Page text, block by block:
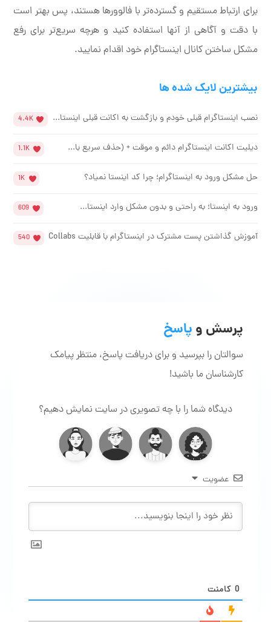
برای ارتباط مستقیم و گسترده‌تر با فالوورها هستند، پس بهتر است
با دقت و آگاهی از آنها استفاده کنید و هرچه سریع‌تر برای رفع
مشکل ساختن کانال اینستاگرام خود اقدام نمایید.
بیشترین لایک شده ها
نصب اینستاگرام قبلی خودم و بازگشت به اکانت قبلی اینستا... 4.4K
دیلیت اکانت اینستاگرام دائم و موقت + (حذف سریع با... 1.1K
حل مشکل ورود به اینستاگرام؛ چرا کد اینستا نمیاد؟ 1K
ورود به اینستا؛ به راحتی و بدون مشکل وارد اینستا... 609
آموزش گذاشتن پست مشترک در اینستاگرام با قابلیت Collabs 540
پرسش و پاسخ
سوالتان را بپرسید و برای دریافت پاسخ، منتظر پیامک
کارشناسان ما باشید!
دیدگاه شما را با چه تصویری در سایت نمایش دهیم؟
عضویت
0 کامنت